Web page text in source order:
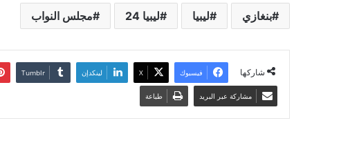
بنغازي ليبيا ليبيا 24 مجلس النواب
شاركها فيسبوك ‫X لينكدإن
مشاركة عبر البريد طباعة